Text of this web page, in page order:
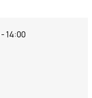
14:00